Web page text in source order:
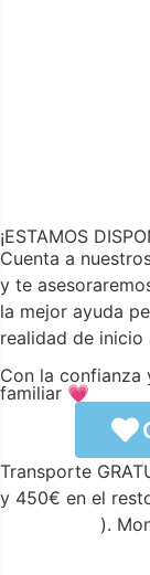
¡ESTAMOS
Cuenta a
y te
la mejor ayuda
realidad de inicio
Con la confianza
familiar 💗
Transporte
y 450€ en el
).